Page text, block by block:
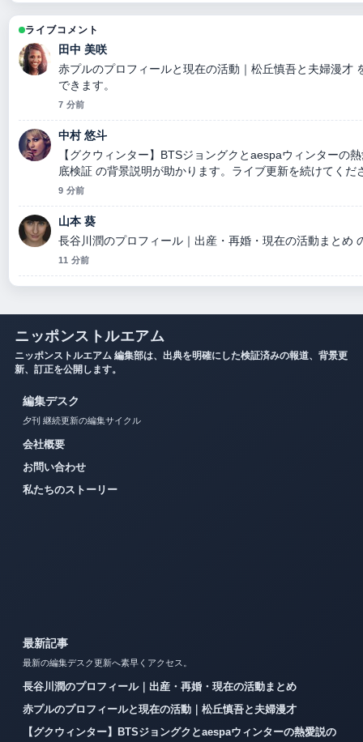
ライブコメント
田中 美咲
赤プルのプロフィールと現在の活動｜松丘慎吾と夫婦漫才
できます。
7 分前
中村 悠斗
【グクウィンター】BTSジョングクとaespaウィンターの
底検証 の背景説明が助かります。ライブ更新を続けてくだ
9 分前
山本 葵
長谷川潤のプロフィール｜出産・再婚・現在の活動まとめ
11 分前
ニッポンストルエアム
ニッポンストルエアム 編集部は、出典を明確にした検証済みの報道、背景更
新、訂正を公開します。
編集デスク
夕刊 継続更新の編集サイクル
会社概要
お問い合わせ
私たちのストーリー
最新記事
最新の編集デスク更新へ素早くアクセス。
長谷川潤のプロフィール｜出産・再婚・現在の活動まとめ
赤プルのプロフィールと現在の活動｜松丘慎吾と夫婦漫才
【グクウィンター】BTSジョングクとaespaウィンターの熱愛説の